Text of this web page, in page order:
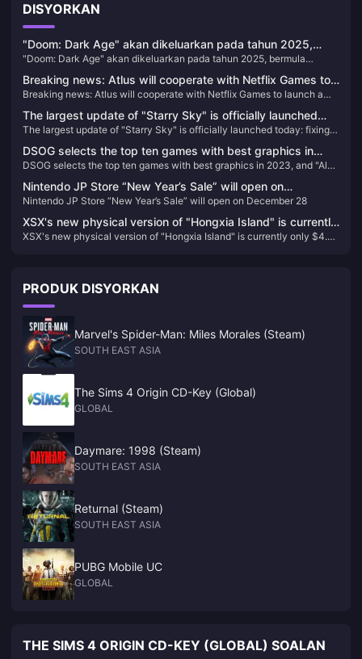
DISYORKAN
"Doom: Dark Age" akan dikeluarkan pada tahun 2025,
bermula dengan XGP
"Doom: Dark Age" akan dikeluarkan pada tahun 2025, bermula
Breaking news: Atlus will cooperate with Netflix Games to
launch a derivative work of "Metaphorical Fantasy"
Breaking news: Atlus will cooperate with Netflix Games to launch a
The largest update of "Starry Sky" is officially launched
today: fixing a large number of issues and improving the
game experience
The largest update of "Starry Sky" is officially launched today: fixing a
DSOG selects the top ten games with best graphics in
2023, and "Alan Killer 2" has the best graphics
DSOG selects the top ten games with best graphics in 2023, and "Alan
Nintendo JP Store “New Year’s Sale” will open on
December 28
Nintendo JP Store “New Year’s Sale” will open on December 28
XSX's new physical version of "Hongxia Island" is currently
only $4.37 on GameSpot
XSX's new physical version of "Hongxia Island" is currently only $4.37
PRODUK DISYORKAN
Marvel's Spider-Man: Miles Morales (Steam)
SOUTH EAST ASIA
The Sims 4 Origin CD-Key (Global)
GLOBAL
Daymare: 1998 (Steam)
SOUTH EAST ASIA
Returnal (Steam)
SOUTH EAST ASIA
PUBG Mobile UC
GLOBAL
THE SIMS 4 ORIGIN CD-KEY (GLOBAL) SOALAN